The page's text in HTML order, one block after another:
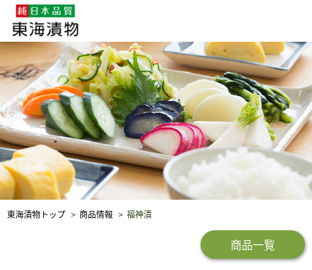
企業・採用情報 社会貢献 品質保証
東海漬物トップ 商品情報 福神漬
商品一覧